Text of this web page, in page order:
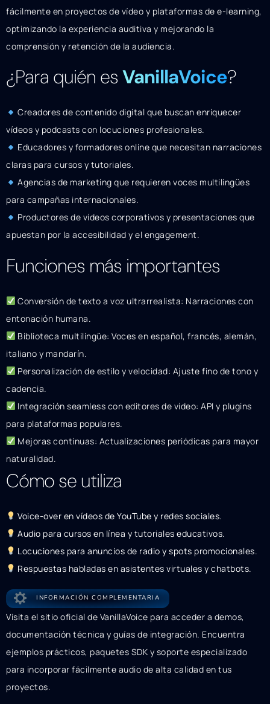
fácilmente en proyectos de vídeo y plataformas de e-learning,
optimizando la experiencia auditiva y mejorando la
comprensión y retención de la audiencia.
¿Para quién esVanillaVoice?
Creadores de contenido digital que buscan enriquecer
vídeos y podcasts con locuciones profesionales.
Educadores y formadores online que necesitan narraciones
claras para cursos y tutoriales.
Agencias de marketing que requieren voces multilingües
para campañas internacionales.
Productores de vídeos corporativos y presentaciones que
apuestan por la accesibilidad y el engagement.
Funciones más importantes
Conversión de texto a voz ultrarrealista: Narraciones con
entonación humana.
Biblioteca multilingüe: Voces en español, francés, alemán,
italiano y mandarín.
Personalización de estilo y velocidad: Ajuste fino de tono y
cadencia.
Integración seamless con editores de vídeo: API y plugins
para plataformas populares.
Mejoras continuas: Actualizaciones periódicas para mayor
naturalidad.
Cómo se utiliza
Voice-over en vídeos de YouTube y redes sociales.
Audio para cursos en línea y tutoriales educativos.
Locuciones para anuncios de radio y spots promocionales.
Respuestas habladas en asistentes virtuales y chatbots.
INFORMACIÓN COMPLEMENTARIA
Visita el sitio oficial de VanillaVoice para acceder a demos,
documentación técnica y guías de integración. Encuentra
ejemplos prácticos, paquetes SDK y soporte especializado
para incorporar fácilmente audio de alta calidad en tus
proyectos.